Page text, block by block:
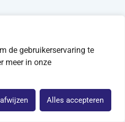
de gebruikerservaring te
meer in onze
Alles accepteren
uit Noordwijkerhout
gestart
(CDA): Niet alles wat kan, moet
tijdens oefening op Schiphol
Royenstraat e.o. van 21 januari